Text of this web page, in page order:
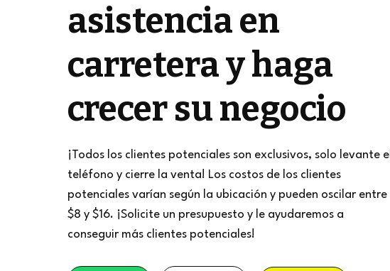
asistencia en
carretera y haga
crecer su negocio
¡Todos los clientes potenciales son exclusivos, solo levante el
teléfono y cierre la venta! Los costos de los clientes
potenciales varían según la ubicación y pueden oscilar entre
$8 y $16. ¡Solicite un presupuesto y le ayudaremos a
conseguir más clientes potenciales!